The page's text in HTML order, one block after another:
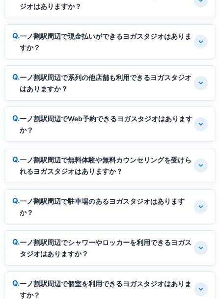
ジオはありますか？
一ノ割駅周辺で現金払いができるヨガスタジオはありま
すか？
一ノ割駅周辺で系列の他店舗も利用できるヨガスタジオ
はありますか？
一ノ割駅周辺でWeb予約できるヨガスタジオはあります
か？
一ノ割駅周辺で無料体験や無料カウンセリングを受けら
れるヨガスタジオはありますか？
一ノ割駅周辺で駐車場のあるヨガスタジオはあります
か？
一ノ割駅周辺でシャワーやロッカーを利用できるヨガス
タジオはありますか？
一ノ割駅周辺で個室を利用できるヨガスタジオはありま
すか？